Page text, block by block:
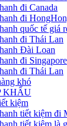
đi Canada
đi
quốc tế giá
đi Thái Lan
Đài Loan
đi Singapore
đi Thái Lan
khó
KHẨU
kiệm
tiết kiệm đi